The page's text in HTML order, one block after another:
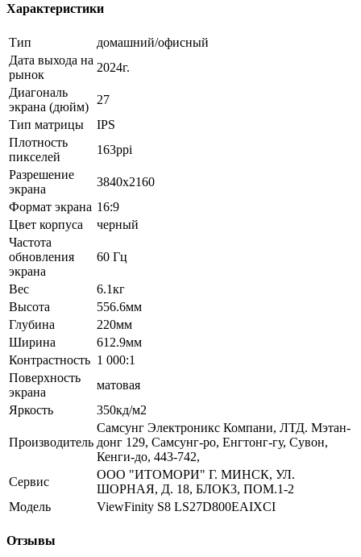
Характеристики
Тип
домашний/офисный
Дата выхода на
рынок
2024г.
Диагональ
экрана (дюйм)
27
Тип матрицы
IPS
Плотность
пикселей
163ppi
Разрешение
экрана
3840x2160
Формат экрана 16:9
Цвет корпуса
черный
Частота
обновления
экрана
60 Гц
Вес
6.1кг
Высота
556.6мм
Глубина
220мм
Ширина
612.9мм
Контрастность 1 000:1
Поверхность
экрана
матовая
Яркость
350кд/м2
Производитель
Самсунг Электроникс Компани, ЛТД. Мэтан-
донг 129, Самсунг-ро, Енгтонг-гу, Сувон,
Кенги-до, 443-742,
Сервис
ООО "ИТОМОРИ" Г. МИНСК, УЛ.
ШОРНАЯ, Д. 18, БЛОК3, ПОМ.1-2
Модель
ViewFinity S8 LS27D800EAIXCI
Отзывы